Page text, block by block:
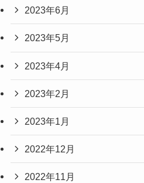
2023年6月
2023年5月
2023年4月
2023年2月
2023年1月
2022年12月
2022年11月